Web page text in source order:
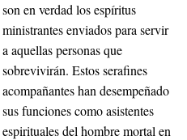
son en verdad los espíritus
ministrantes enviados para servir
a aquellas personas que
sobrevivirán. Estos serafines
acompañantes han desempeñado
sus funciones como asistentes
espirituales del hombre mortal en